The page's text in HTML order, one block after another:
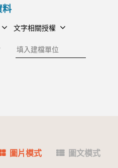
料
文字相關授權
建檔單位
圖片模式 圖文模式